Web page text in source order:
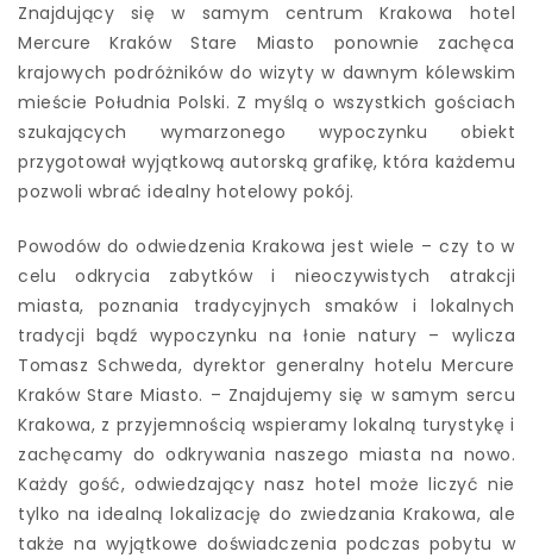
Znajdujący się w samym centrum Krakowa hotel
Mercure Kraków Stare Miasto ponownie zachęca
krajowych podróżników do wizyty w dawnym kólewskim
mieście Południa Polski. Z myślą o wszystkich gościach
szukających wymarzonego wypoczynku obiekt
przygotował wyjątkową autorską grafikę, która każdemu
pozwoli wbrać idealny hotelowy pokój.
Powodów do odwiedzenia Krakowa jest wiele – czy to w
celu odkrycia zabytków i nieoczywistych atrakcji
miasta, poznania tradycyjnych smaków i lokalnych
tradycji bądź wypoczynku na łonie natury – wylicza
Tomasz Schweda, dyrektor generalny hotelu Mercure
Kraków Stare Miasto. – Znajdujemy się w samym sercu
Krakowa, z przyjemnością wspieramy lokalną turystykę i
zachęcamy do odkrywania naszego miasta na nowo.
Każdy gość, odwiedzający nasz hotel może liczyć nie
tylko na idealną lokalizację do zwiedzania Krakowa, ale
także na wyjątkowe doświadczenia podczas pobytu w